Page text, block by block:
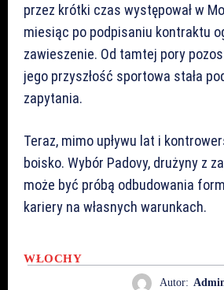
przez krótki czas występował w
miesiąc po podpisaniu kontraktu
zawieszenie. Od tamtej pory
jego przyszłość sportowa stała
zapytania.
Teraz, mimo upływu lat i
boisko. Wybór Padovy, drużyny z
może być próbą odbudowania
kariery na własnych warunkach.
WŁOCHY
Autor: